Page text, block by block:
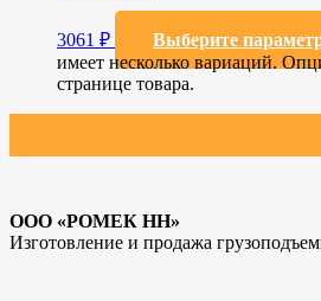
3061 ₽ Выберите
имеет несколько вариаций.
странице товара.
ООО «РОМЕК НН»
Изготовление и продажа